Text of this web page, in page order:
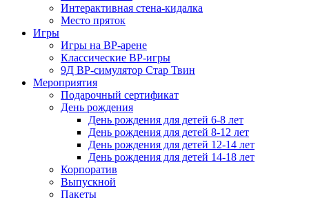
Интерактивная стена-кидалка
Место пряток
Игры
Игры на ВР-арене
Классические ВР-игры
9Д ВР-симулятор Стар Твин
Мероприятия
Подарочный сертификат
День рождения
День рождения для детей 6-8 лет
День рождения для детей 8-12 лет
День рождения для детей 12-14 лет
День рождения для детей 14-18 лет
Корпоратив
Выпускной
Пакеты